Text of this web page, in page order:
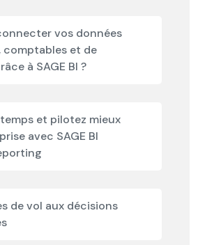
vos données
comptables et de
à SAGE BI ?
et pilotez mieux
avec SAGE BI
de vol aux décisions